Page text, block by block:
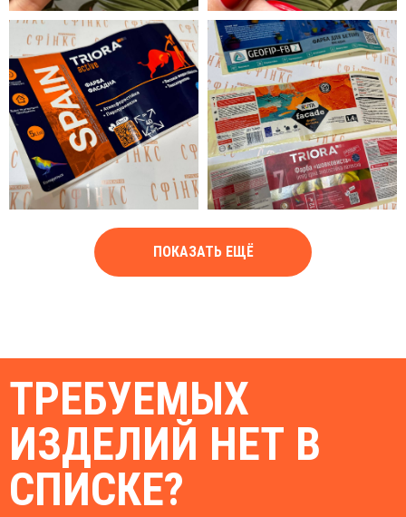
ПОКАЗАТЬ ЕЩЁ
ТРЕБУЕМЫХ
ИЗДЕЛИЙ НЕТ В
СПИСКЕ?